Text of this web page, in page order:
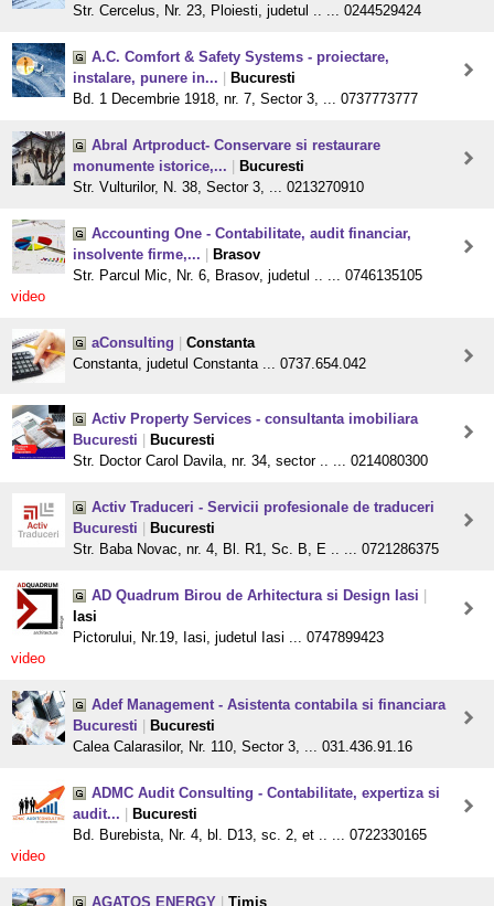
Str. Cercelus, Nr. 23, Ploiesti, judetul .. ... 0244529424
A.C. Comfort & Safety Systems - proiectare,
instalare, punere in...
Bucuresti
Bd. 1 Decembrie 1918, nr. 7, Sector 3, ... 0737773777
Abral Artproduct- Conservare si restaurare
monumente istorice,...
Bucuresti
Str. Vulturilor, N. 38, Sector 3, ... 0213270910
Accounting One - Contabilitate, audit financiar,
insolvente firme,...
Brasov
Str. Parcul Mic, Nr. 6, Brasov, judetul .. ... 0746135105
video
aConsulting
Constanta
Constanta, judetul Constanta ... 0737.654.042
Activ Property Services - consultanta imobiliara
Bucuresti
Bucuresti
Str. Doctor Carol Davila, nr. 34, sector .. ... 0214080300
Activ Traduceri - Servicii profesionale de traduceri
Bucuresti
Bucuresti
Str. Baba Novac, nr. 4, Bl. R1, Sc. B, E .. ... 0721286375
AD Quadrum Birou de Arhitectura si Design Iasi
Iasi
Pictorului, Nr.19, Iasi, judetul Iasi ... 0747899423
video
Adef Management - Asistenta contabila si financiara
Bucuresti
Bucuresti
Calea Calarasilor, Nr. 110, Sector 3, ... 031.436.91.16
ADMC Audit Consulting - Contabilitate, expertiza si
audit...
Bucuresti
Bd. Burebista, Nr. 4, bl. D13, sc. 2, et .. ... 0722330165
video
AGATOS ENERGY Timis